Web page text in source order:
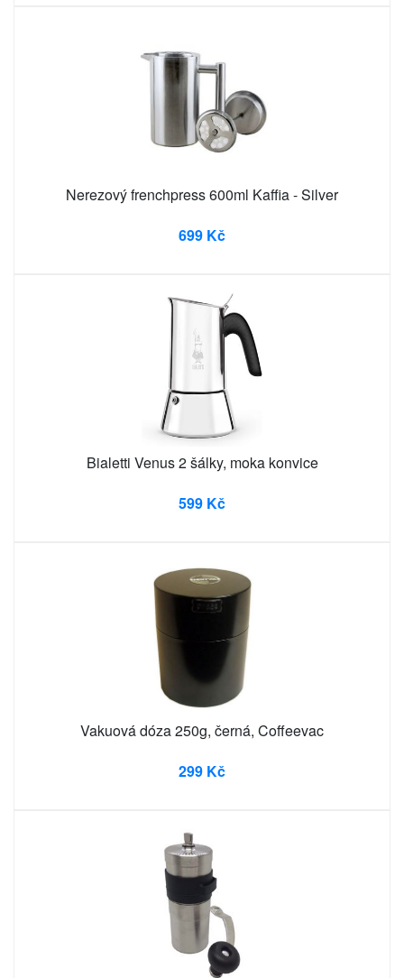
Nerezový frenchpress 600ml Kaffia - Silver
699 Kč
Bialetti Venus 2 šálky, moka konvice
599 Kč
Vakuová dóza 250g, černá, Coffeevac
299 Kč